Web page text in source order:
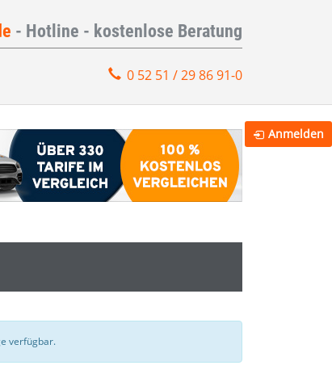
- Hotline - kostenlose Beratung
0 52 51 / 29 86 91-0
verfügbar.
Anmelden